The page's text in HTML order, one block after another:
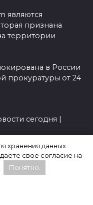
являются
признана
территории
в России
прокуратуры от 24
сегодня |
хранения данных.
свое согласие на
Понятно.